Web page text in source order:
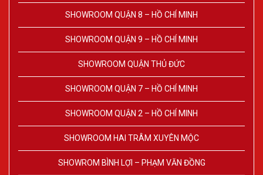
SHOWROOM QUẬN 8 – HỒ CHÍ MINH
SHOWROOM QUẬN 9 – HỒ CHÍ MINH
SHOWROOM QUẬN THỦ ĐỨC
SHOWROOM QUẬN 7 – HỒ CHÍ MINH
SHOWROOM QUẬN 2 – HỒ CHÍ MINH
SHOWROOM HAI TRÂM XUYÊN MỘC
SHOWROM BÌNH LỢI – PHẠM VĂN ĐỒNG